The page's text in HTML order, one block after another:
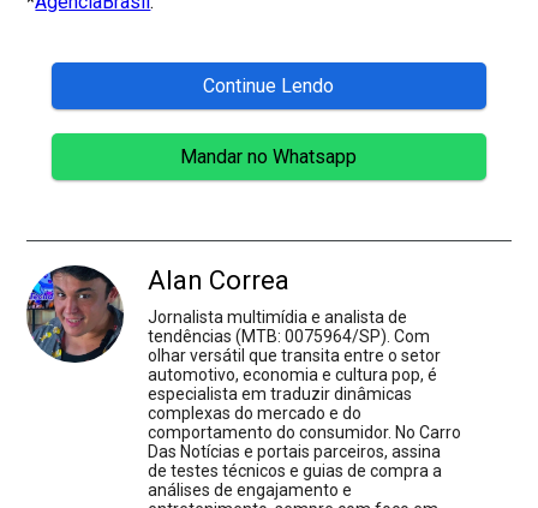
Continue Lendo
Mandar no Whatsapp
Alan Correa
Jornalista multimídia e analista de
tendências (MTB: 0075964/SP). Com
olhar versátil que transita entre o setor
automotivo, economia e cultura pop, é
especialista em traduzir dinâmicas
complexas do mercado e do
comportamento do consumidor. No Carro
Das Notícias e portais parceiros, assina
de testes técnicos e guias de compra a
análises de engajamento e